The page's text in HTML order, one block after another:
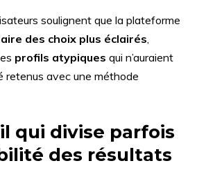
soulignent que la plateforme
des choix plus éclairés,
profils atypiques qui n’auraient
retenus avec une méthode
qui divise parfois
des résultats